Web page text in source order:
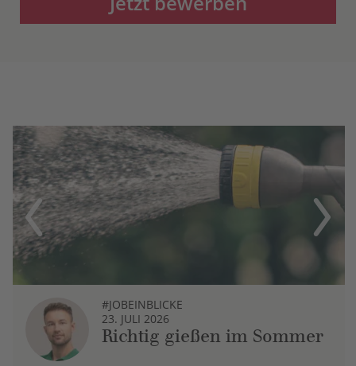
Previous
#JOBEINBLICKE
23. JULI 2026
Richtig gießen im Sommer
Next